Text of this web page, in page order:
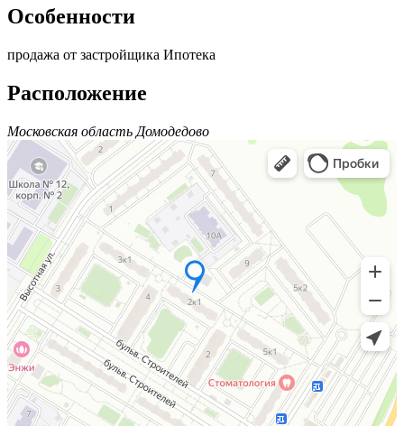
Особенности
продажа от застройщика Ипотека
Расположение
Московская область Домодедово